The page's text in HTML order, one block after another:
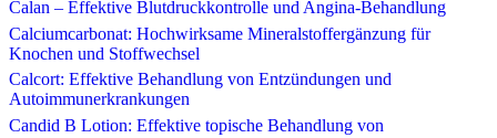
Calan – Effektive Blutdruckkontrolle und Angina-Behandlung
Calciumcarbonat: Hochwirksame Mineralstoffergänzung für
Knochen und Stoffwechsel
Calcort: Effektive Behandlung von Entzündungen und
Autoimmunerkrankungen
Candid B Lotion: Effektive topische Behandlung von